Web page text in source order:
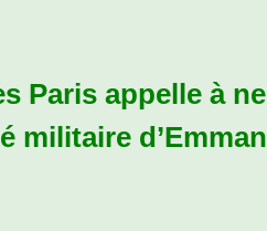
Paris appelle à ne
militaire